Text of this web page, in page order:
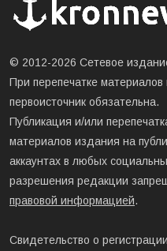
© 2012-2026 Сетевое
При перепечатке
первоисточник обязательна.
Публикация и/или
материалов издания на
аккаунтах в любых
разрешения редакции
правовой информацией.
Свидетельство о